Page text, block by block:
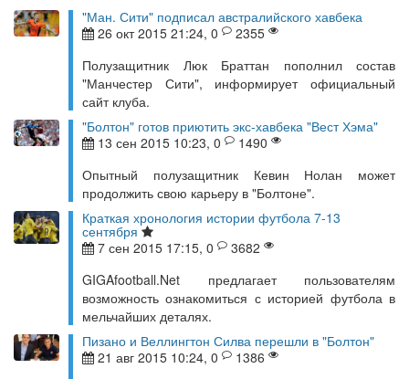
"Ман. Сити" подписал австралийского хавбека
26 окт 2015 21:24, 0
2355
Полузащитник Люк Браттан пополнил состав
"Манчестер Сити", информирует официальный
сайт клуба.
"Болтон" готов приютить экс-хавбека "Вест Хэма"
13 сен 2015 10:23, 0
1490
Опытный полузащитник Кевин Нолан может
продолжить свою карьеру в "Болтоне".
Краткая хронология истории футбола 7-13
сентября
7 сен 2015 17:15, 0
3682
GIGAfootball.Net предлагает пользователям
возможность ознакомиться с историей футбола в
мельчайших деталях.
Пизано и Веллингтон Силва перешли в "Болтон"
21 авг 2015 10:24, 0
1386